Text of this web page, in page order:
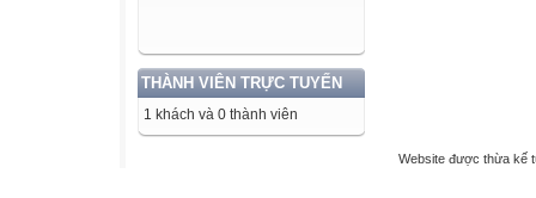
THÀNH VIÊN TRỰC TUYẾN
1 khách và 0 thành viên
Website được thừa kế